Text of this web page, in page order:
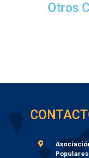
Otros
Populares